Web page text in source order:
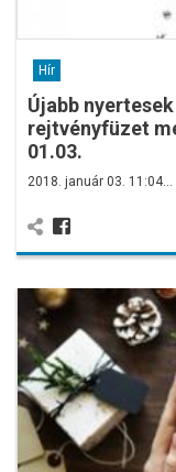
Hír
Újabb
rejtvényfüzet
01.03.
2018. január 03. 11:04…